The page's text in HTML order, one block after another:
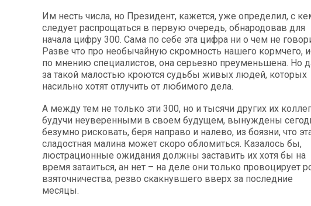
Им несть числа, но Президент, кажется, уже определил, с
следует распрощаться в первую очередь, обнародовав для
начала цифру 300. Сама по себе эта цифра ни о чем не
Разве что про необычайную скромность нашего кормчего,
по мнению специалистов, она серьезно преуменьшена. Но
за такой малостью кроются судьбы живых людей, которых
насильно хотят отлучить от любимого дела.
А между тем не только эти 300, но и тысячи других их
будучи неуверенными в своем будущем, вынуждены
безумно рисковать, беря направо и налево, из боязни, что
сладостная малина может скоро обломиться. Казалось бы,
люстрационные ожидания должны заставить их хотя бы на
время затаиться, ан нет – на деле они только провоцирует
взяточничества, резво скакнувшего вверх за последние
месяцы.